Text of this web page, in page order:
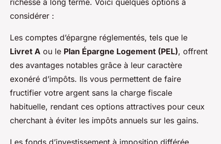
richesse à long terme. Voici quelques options à
considérer :
Les comptes d’épargne réglementés, tels que le
Livret A ou le Plan Épargne Logement (PEL), offrent
des avantages notables grâce à leur caractère
exonéré d’impôts. Ils vous permettent de faire
fructifier votre argent sans la charge fiscale
habituelle, rendant ces options attractives pour ceux
cherchant à éviter les impôts annuels sur les gains.